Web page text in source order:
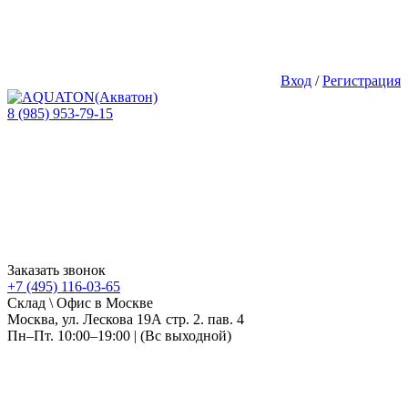
Вход /Регистрация
8 (985) 953-79-15
Заказать звонок
+7 (495) 116-03-65
Склад \ Офис в Москве
Москва, ул. Лескова 19А стр. 2. пав. 4
Пн–Пт. 10:00–19:00 | (Вс выходной)